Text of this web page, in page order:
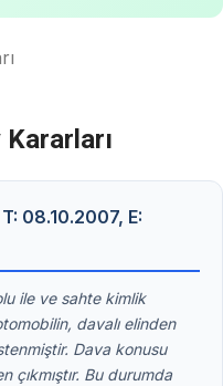
08.10.2007, E:
ile ve sahte kimlik
davalı elinden
Dava konusu
çıkmıştır. Bu durumda